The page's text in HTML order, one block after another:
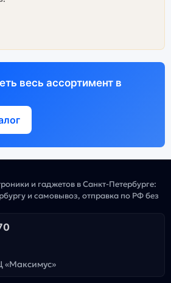
весь ассортимент в
и гаджетов в Санкт-Петербурге:
и самовывоз, отправка по РФ без
«Максимус»